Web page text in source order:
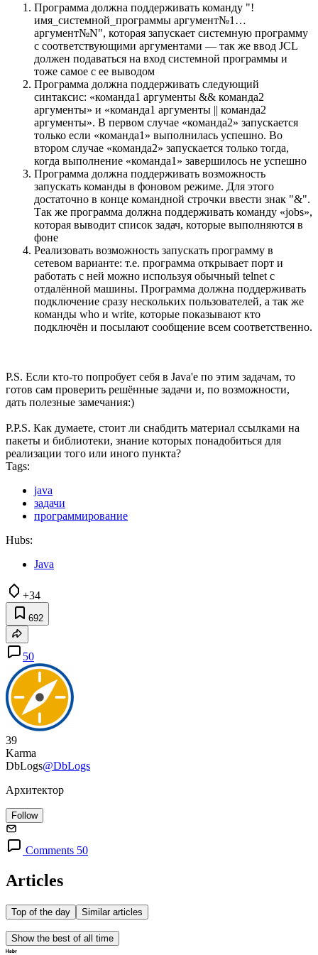
Программа должна поддерживать команду "!
имя_системной_программы аргумент№1…
аргумент№N", которая запускает системную программу
с соответствующими аргументами — так же ввод JCL
должен подаваться на вход системной программы и
тоже самое с ее выводом
Программа должна поддерживать следующий
синтаксис: «команда1 аргументы && команда2
аргументы» и «команда1 аргументы || команда2
аргументы». В первом случае «команда2» запускается
только если «команда1» выполнилась успешно. Во
втором случае «команда2» запускается только тогда,
когда выполнение «команда1» завершилось не успешно
Программа должна поддерживать возможность
запускать команды в фоновом режиме. Для этого
достаточно в конце командной строчки ввести знак "&".
Так же программа должна поддерживать команду «jobs»,
которая выводит список задач, которые выполняются в
фоне
Реализовать возможность запускать программу в
сетевом варианте: т.е. программа открывает порт и
работать с ней можно используя обычный telnet с
отдалённой машины. Программа должна поддерживать
подключение сразу нескольких пользователей, а так же
команды who и write, которые показывают кто
подключён и посылают сообщение всем соответственно.
P.S. Если кто-то попробует себя в Java'e по этим задачам, то
готов сам проверить решённые задачи и, по возможности,
дать полезные замечания:)
P.P.S. Как думаете, стоит ли снабдить материал ссылками на
пакеты и библиотеки, знание которых понадобиться для
реализации того или иного пункта?
Tags:
java
задачи
программирование
Hubs:
Java
+34
692
50
39
Karma
DbLogs@DbLogs
Архитектор
Follow
Comments 50
Articles
Top of the day Similar articles
Show the best of all time